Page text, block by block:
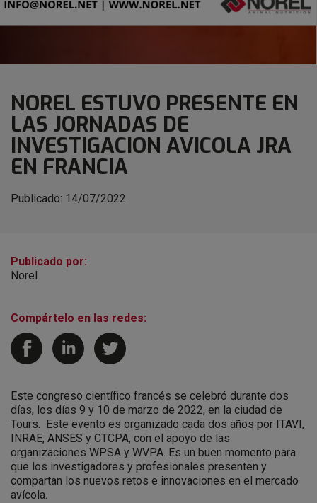
NOREL ESTUVO PRESENTE EN
LAS JORNADAS DE
INVESTIGACION AVICOLA JRA
EN FRANCIA
Publicado: 14/07/2022
Publicado por:
Norel
Compártelo en las redes:
Este congreso científico francés se celebró durante dos
días, los días 9 y 10 de marzo de 2022, en la ciudad de
Tours. Este evento es organizado cada dos años por ITAVI,
INRAE, ANSES y CTCPA, con el apoyo de las
organizaciones WPSA y WVPA. Es un buen momento para
que los investigadores y profesionales presenten y
compartan los nuevos retos e innovaciones en el mercado
avícola.